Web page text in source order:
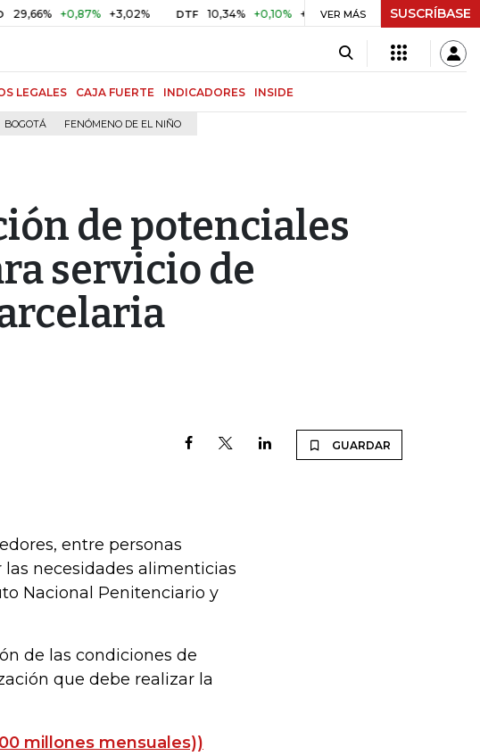
+0,87% +3,02% DTF 10,34% +0,10% +0,98% UVR $ 416,81 +$ 0,05
VER MÁS SUSCRÍBASE
LEGALES CAJA FUERTE INDICADORES INSIDE
BOGOTÁ FENÓMENO DE EL NIÑO
de potenciales
servicio de
GUARDAR
entre personas
necesidades alimenticias
Nacional Penitenciario y
de las condiciones de
que debe realizar la
millones mensuales))